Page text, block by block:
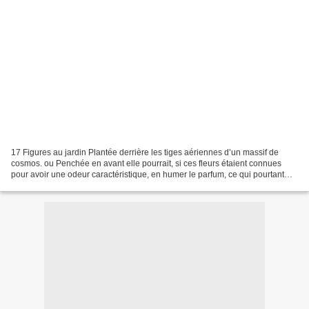
17 Figures au jardin Plantée derrière les tiges aériennes d’un massif de
cosmos. ou Penchée en avant elle pourrait, si ces fleurs étaient connues
pour avoir une odeur caractéristique, en humer le parfum, ce qui pourtant